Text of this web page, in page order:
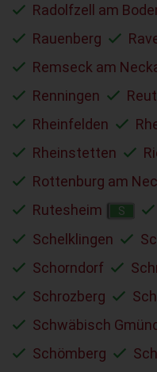
Radolfzell am
Rauenberg
Remseck am
Renningen
Rheinfelden
Rheinstetten
Rottenburg am
Rutesheim
S
Schelklingen
Schorndorf
Schrozberg
Schwäbisch
Schömberg